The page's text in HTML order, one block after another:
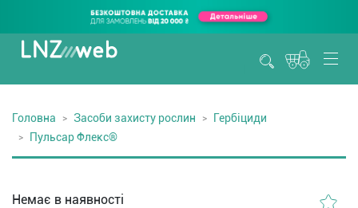
Головна Засоби захисту рослин
Гербіциди
Пульсар Флекс®
Немає в наявності